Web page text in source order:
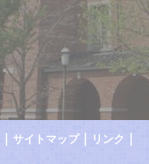
サイトマップ｜ リンク